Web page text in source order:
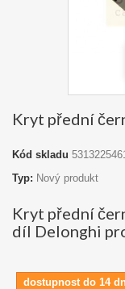
Kryt přední
Kód skladu
Typ: Nový produkt
Kryt přední
díl Delonghi
dostupnost do 14